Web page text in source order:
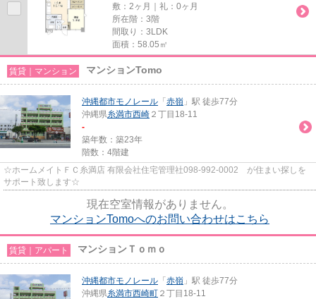
敷：2ヶ月｜礼：0ヶ月
所在階：3階
間取り：3LDK
面積：58.05㎡
賃貸｜マンション マンションTomo
沖縄都市モノレール 「 赤嶺 」駅 徒歩77分
沖縄県糸満市西崎 ２丁目18-11
-
築年数：築23年
階数：4階建
☆ホームメイトＦＣ糸満店 有限会社住宅管理社098-992-0002 が住まい探しを
サポート致します☆
現在空室情報がありません。
マンションTomoへのお問い合わせはこちら
賃貸｜アパート マンションＴｏｍｏ
沖縄都市モノレール 「 赤嶺 」駅 徒歩77分
沖縄県糸満市西崎町 ２丁目18-11